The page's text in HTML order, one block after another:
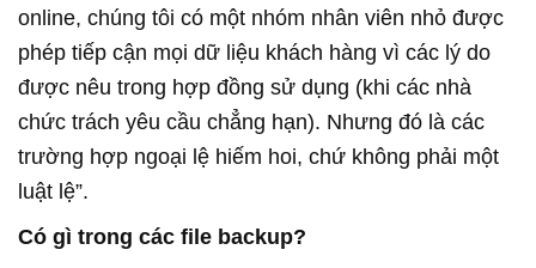
online, chúng tôi có một nhóm nhân viên nhỏ được
phép tiếp cận mọi dữ liệu khách hàng vì các lý do
được nêu trong hợp đồng sử dụng (khi các nhà
chức trách yêu cầu chẳng hạn). Nhưng đó là các
trường hợp ngoại lệ hiếm hoi, chứ không phải một
luật lệ”.
Có gì trong các file backup?